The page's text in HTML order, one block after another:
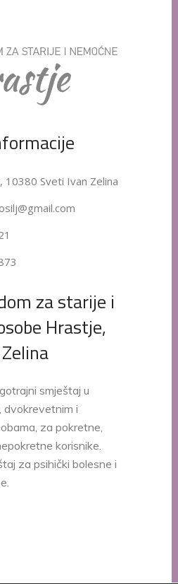
10380 Sveti Ivan Zelina
za starije i
Hrastje,
smještaj u
dvokrevetnim i
za pokretne,
korisnike.
za psihički bolesne i